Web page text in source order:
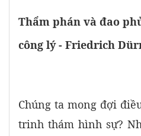
Thẩm phán và đao
công lý - Friedrich
Chúng ta mong đợi
trinh thám hình sự?